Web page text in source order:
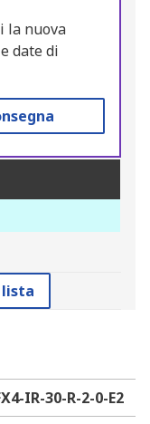
la nuova
date di
IR-30-R-2-0-E2